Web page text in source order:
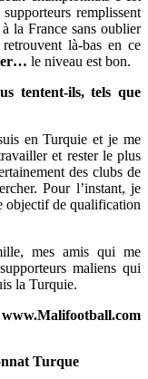
remplissent
la France sans oublier
là-bas en ce
le niveau est bon.
tentent-ils, tels que
en Turquie et je me
et rester le plus
des clubs de
Pour l’instant, je
objectif de qualification
mes amis qui me
maliens qui
la Turquie.
Turque